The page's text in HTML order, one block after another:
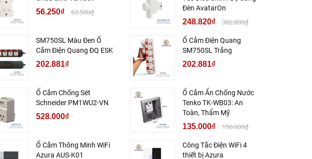
56.250₫ 62.500₫
Đèn AvatarOn
248.820₫ 382.800₫
SM750SL Màu Đen Ổ
Cắm Điện Quang ĐQ ESK
202.881₫
Ổ Cắm Điện Quang
SM750SL Trắng
202.881₫
Ổ Cắm Chống Sét
Schneider PM1WU2-VN
528.000₫
Ổ Cắm Ẩn Chống Nước
Tenko TK-WB03: An
Toàn, Thẩm Mỹ
135.000₫ 150.000₫
Ổ Cắm Thông Minh WiFi
Azura AUS-K01
Công Tắc Điện WiFi 4
thiết bị Azura